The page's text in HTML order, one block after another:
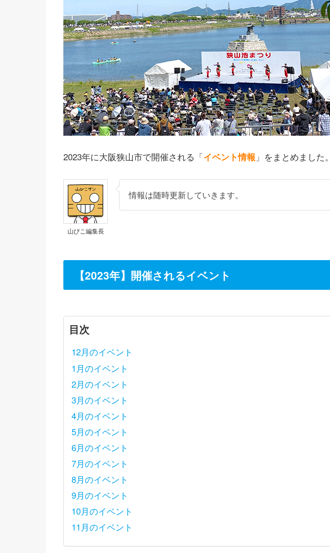
2023年に大阪狭山市で開催される「イベント情報 」をまとめました。
山びこ編集長
情報は随時更新していきます。
【2023年】開催されるイベント
目次
12月のイベント
1月のイベント
2月のイベント
3月のイベント
4月のイベント
5月のイベント
6月のイベント
7月のイベント
8月のイベント
9月のイベント
10月のイベント
11月のイベント